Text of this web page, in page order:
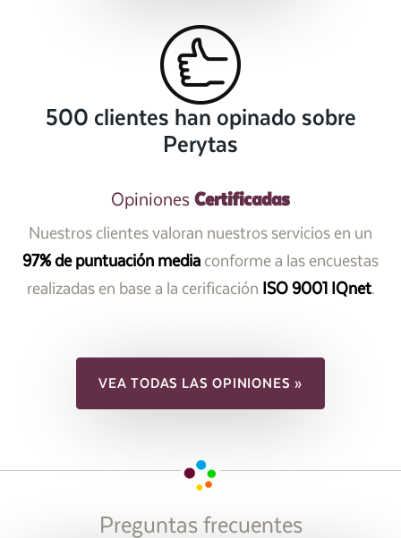
500 clientes han opinado sobre
Perytas
Opiniones Certificadas
Nuestros clientes valoran nuestros servicios en un
97% de puntuación mediaconforme a las encuestas
realizadas en base a la cerificación ISO 9001 IQnet.
VEA TODAS LAS OPINIONES »
Preguntas frecuentes